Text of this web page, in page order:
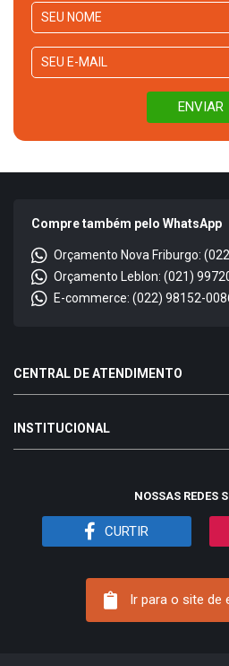
Compre também pelo WhatsApp
Orçamento Nova Friburgo:
Orçamento Leblon: (021)
E-commerce: (022) 98152-
CENTRAL DE ATENDIMENTO
INSTITUCIONAL
NOSSAS REDES
CURTIR
Ir para o site de